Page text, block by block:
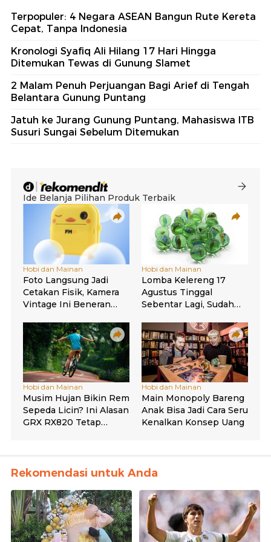
Terpopuler: 4 Negara ASEAN Bangun Rute Kereta
Cepat, Tanpa Indonesia
Kronologi Syafiq Ali Hilang 17 Hari Hingga
Ditemukan Tewas di Gunung Slamet
2 Malam Penuh Perjuangan Bagi Arief di Tengah
Belantara Gunung Puntang
Jatuh ke Jurang Gunung Puntang, Mahasiswa ITB
Susuri Sungai Sebelum Ditemukan
Rekomendasi untuk Anda